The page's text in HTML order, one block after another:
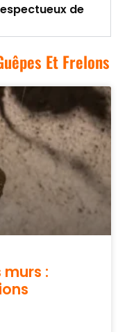
de
Et Frelons
: